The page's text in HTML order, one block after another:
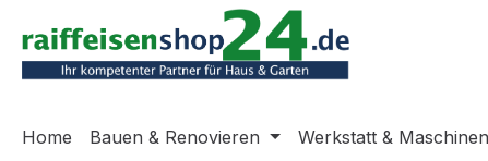
Hauptinhalt springen
Zur Suche springen
Zur Hauptnavigation springen
Home Bauen & Renovieren Werkstatt & Maschinen